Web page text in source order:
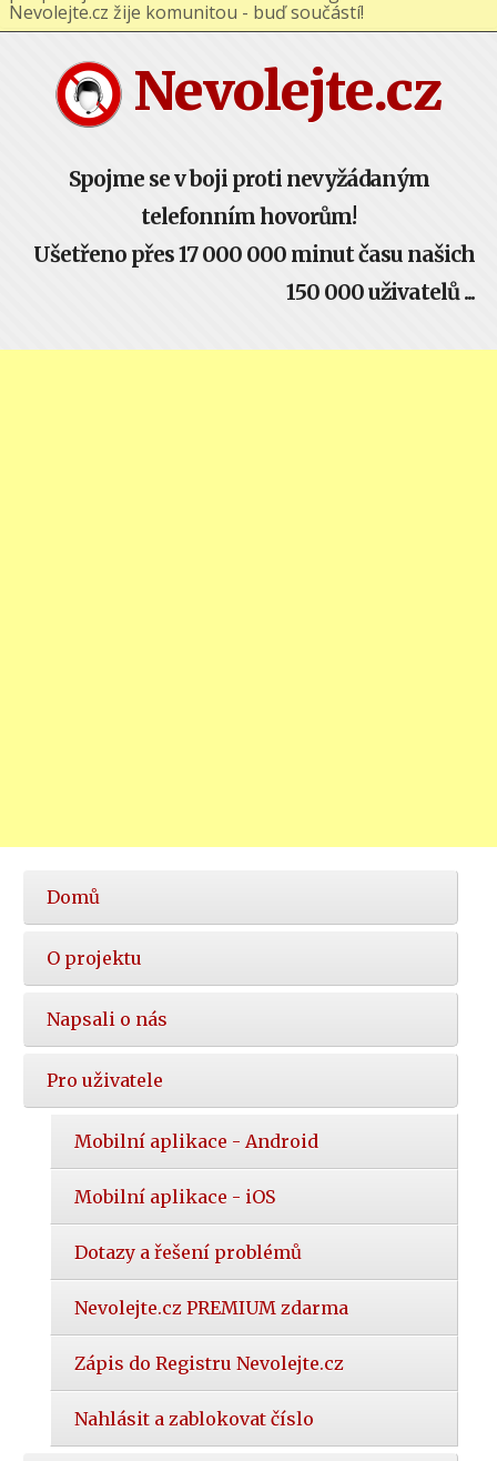
Nevolejte.cz
Spojme se v boji proti nevyžádaným
telefonním hovorům!
Ušetřeno přes 17 000 000 minut času našich
150 000 uživatelů ...
Hlavní
nabídka
Domů
O projektu
Napsali o nás
Pro uživatele
Mobilní aplikace - Android
Mobilní aplikace - iOS
Dotazy a řešení problémů
Nevolejte.cz PREMIUM zdarma
Zápis do Registru Nevolejte.cz
Nahlásit a zablokovat číslo
Nevolejte.cz žije komunitou - buď součástí!